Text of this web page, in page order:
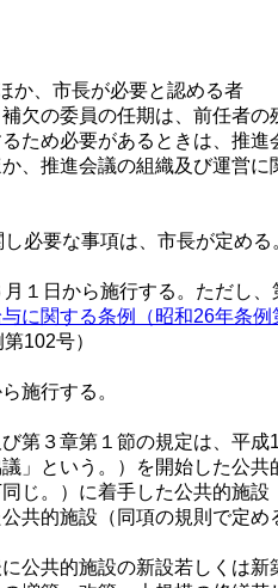
、市長が必要と認める者
欠の委員の任期は、前任者の
ため必要があるときは、推進
、推進会議の組織及び運営に
必要な事項は、市長が定める
１日から施行する。ただし、
に関する条例（昭和26年条例
102号）
施行する。
第３章第１節の規定は、平
」という。）を開始した公
じ。）に着手した公共的施
共的施設（同項の規則で定
公共的施設の新設若しくは